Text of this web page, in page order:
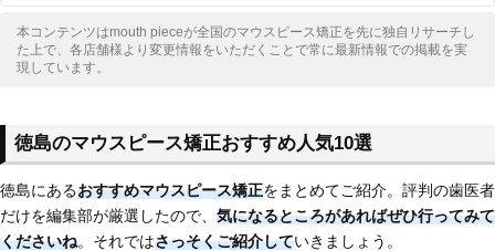
本コンテンツはmouth pieceが全国のマウスピース矯正を先に独自リサーチし
た上で、各店舗様より変更情報をいただくことで常に最新情報での掲載を実
現しています。
徳島のマウスピース矯正おすすめ人気10選
徳島にあるおすすめマウスピース矯正をまとめてご紹介。評判の歯医者
だけを編集部が厳選したので、 気になるところがあればぜひ行ってみて
くださいね。それではさっそくご紹介していきましょう。